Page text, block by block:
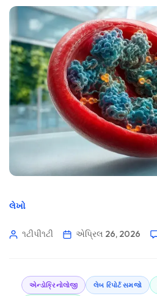
લેખો
૧ટીપી૧ટી એપ્રિલ 26, 2026
એન્ડોક્રિનોલોજી લેબ રિપોર્ટ સમજો